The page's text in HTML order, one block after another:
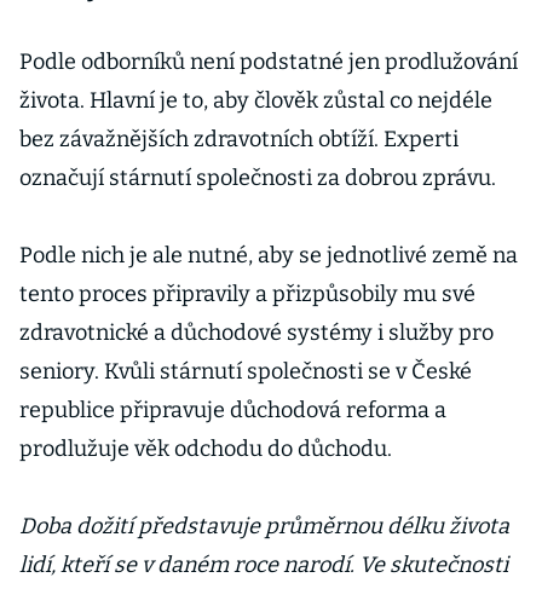
Podle odborníků není podstatné jen prodlužování
života. Hlavní je to, aby člověk zůstal co nejdéle
bez závažnějších zdravotních obtíží. Experti
označují stárnutí společnosti za dobrou zprávu.
Podle nich je ale nutné, aby se jednotlivé země na
tento proces připravily a přizpůsobily mu své
zdravotnické a důchodové systémy i služby pro
seniory. Kvůli stárnutí společnosti se v České
republice připravuje důchodová reforma a
prodlužuje věk odchodu do důchodu.
Doba dožití představuje průměrnou délku života
lidí, kteří se v daném roce narodí. Ve skutečnosti